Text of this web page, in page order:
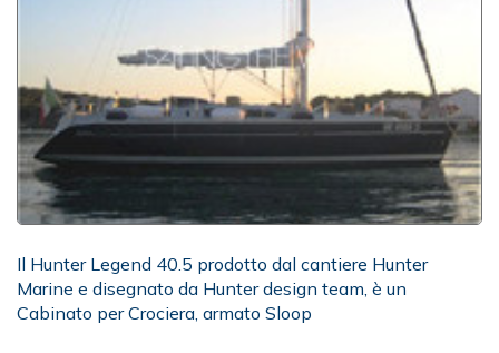
Il Hunter Legend 40.5 prodotto dal cantiere Hunter
Marine e disegnato da Hunter design team, è un
Cabinato per Crociera, armato Sloop